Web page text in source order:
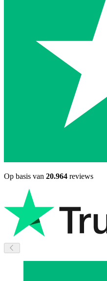
Op basis van 20.964 reviews